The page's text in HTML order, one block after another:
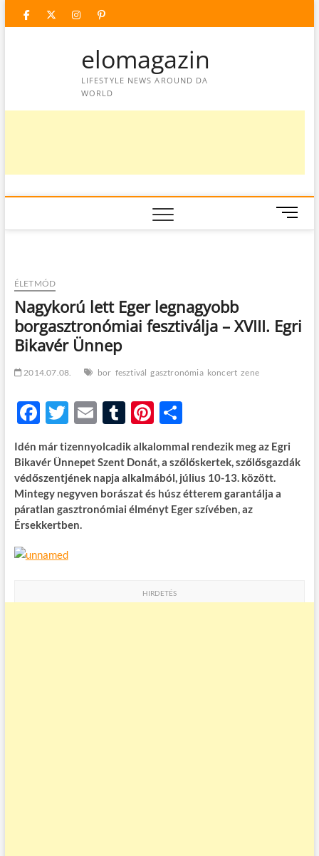
facebooktwitter
instagram
googleplus
pinterest
elomagazin
LIFESTYLE NEWS AROUND DA
WORLD
M
e
t
o
ÉLETMÓD
Nagykorú lett Eger legnagyobb
borgasztronómiai fesztiválja – XVIII. Egri
Bikavér Ünnep
2014.07.08. bor fesztivál gasztronómia koncert zene
F
ac
e
b
o
o
k
T
itt
er
E
m
ail
T
u
m
bl
r
Pi
nt
er
es
t
O
ss
za
m
e
Idén már tizennyolcadik alkalommal rendezik meg az Egri
Bikavér Ünnepet Szent Donát, a szőlőskertek, szőlősgazdák
védőszentjének napja alkalmából, július 10-13. között.
Mintegy negyven borászat és húsz étterem garantálja a
páratlan gasztronómiai élményt Eger szívében, az
Érsekkertben.
HIRDETÉS